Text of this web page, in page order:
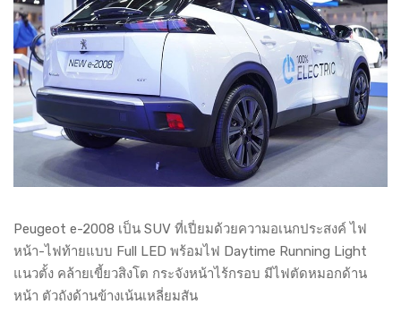
Peugeot e-2008 เป็น SUV ที่เปี่ยมด้วยความอเนกประสงค์ ไฟ
หน้า-ไฟท้ายแบบ Full LED พร้อมไฟ Daytime Running Light
แนวตั้ง คล้ายเขี้ยวสิงโต กระจังหน้าไร้กรอบ มีไฟตัดหมอกด้าน
หน้า ตัวถังด้านข้างเน้นเหลี่ยมสัน